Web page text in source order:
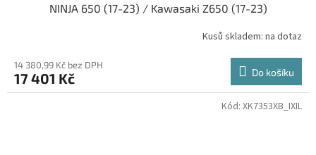
R
M
A
NINJA 650 (17-23) / Kawasaki Z650 (17-23)
Kusů skladem: na dotaz
14 380,99 Kč bez DPH
17 401 Kč Do košíku
Kód: XK7353XB_IXIL